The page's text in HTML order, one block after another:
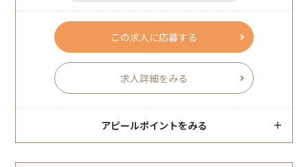
この求人に応募する
求人詳細をみる
アピールポイントをみる